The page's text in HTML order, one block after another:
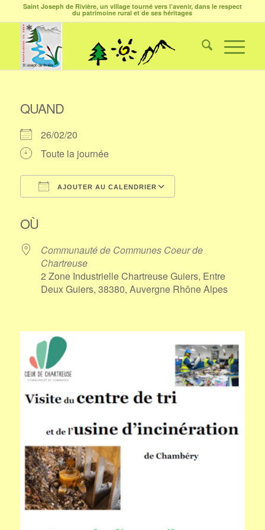
Saint Joseph de Rivière, un village tourné vers l’avenir, dans le respect
du patrimoine rural et de ses héritages
QUAND
26/02/20
Toute la journée
AJOUTER AU CALENDRIER
OÙ
Communauté de Communes Coeur de
Chartreuse
2 Zone Industrielle Chartreuse Guiers, Entre
Deux Guiers, 38380, Auvergne Rhône Alpes